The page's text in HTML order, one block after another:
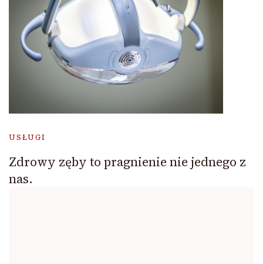
USŁUGI
Zdrowy zęby to pragnienie nie jednego z
nas.